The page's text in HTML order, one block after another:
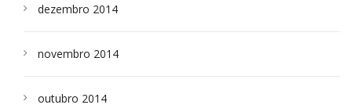
dezembro 2014
novembro 2014
outubro 2014